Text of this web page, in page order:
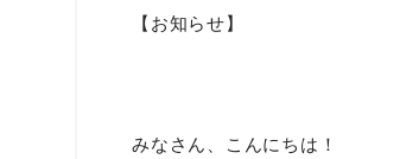
【お知らせ】
みなさん、こんにちは！